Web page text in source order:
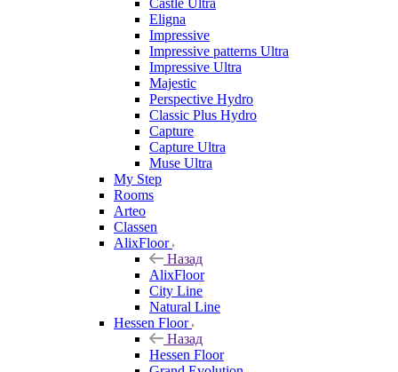
Castle Ultra
Eligna
Impressive
Impressive patterns Ultra
Impressive Ultra
Majestic
Perspective Hydro
Classic Plus Hydro
Capture
Capture Ultra
Muse Ultra
My Step
Rooms
Arteo
Classen
AlixFloor
Назад
AlixFloor
City Line
Natural Line
Hessen Floor
Назад
Hessen Floor